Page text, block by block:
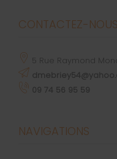
CONTACTEZ-NOUS
5 Rue Raymond
09 74 56 95 59
NAVIGATIONS